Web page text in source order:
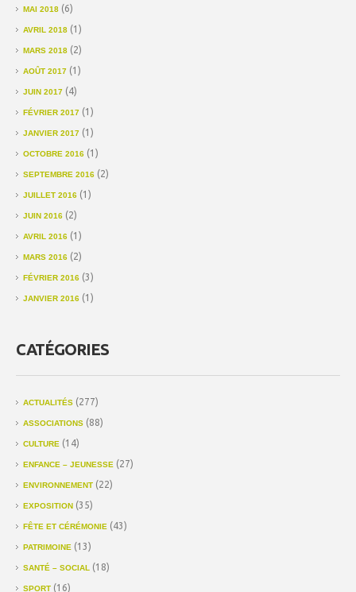
MAI 2018 (6)
AVRIL 2018 (1)
MARS 2018 (2)
AOÛT 2017 (1)
JUIN 2017 (4)
FÉVRIER 2017 (1)
JANVIER 2017 (1)
OCTOBRE 2016 (1)
SEPTEMBRE 2016 (2)
JUILLET 2016 (1)
JUIN 2016 (2)
AVRIL 2016 (1)
MARS 2016 (2)
FÉVRIER 2016 (3)
JANVIER 2016 (1)
CATÉGORIES
ACTUALITÉS (277)
ASSOCIATIONS (88)
CULTURE (14)
ENFANCE – JEUNESSE (27)
ENVIRONNEMENT (22)
EXPOSITION (35)
FÊTE ET CÉRÉMONIE (43)
PATRIMOINE (13)
SANTÉ – SOCIAL (18)
SPORT (16)